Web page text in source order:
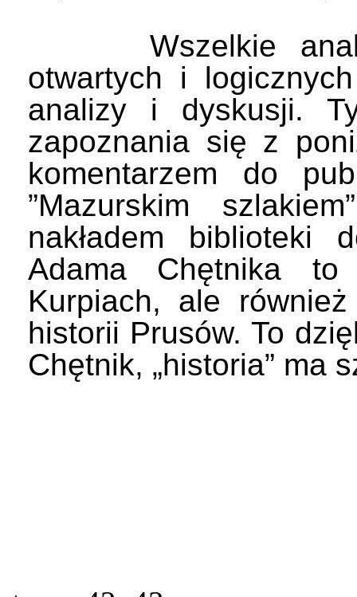
Wszelkie
otwartych i
analizy i dyskusji.
zapoznania się z
komentarzem do
”Mazurskim
nakładem biblioteki
Adama Chętnika
Kurpiach, ale
historii Prusów. To
Chętnik, „historia” ma